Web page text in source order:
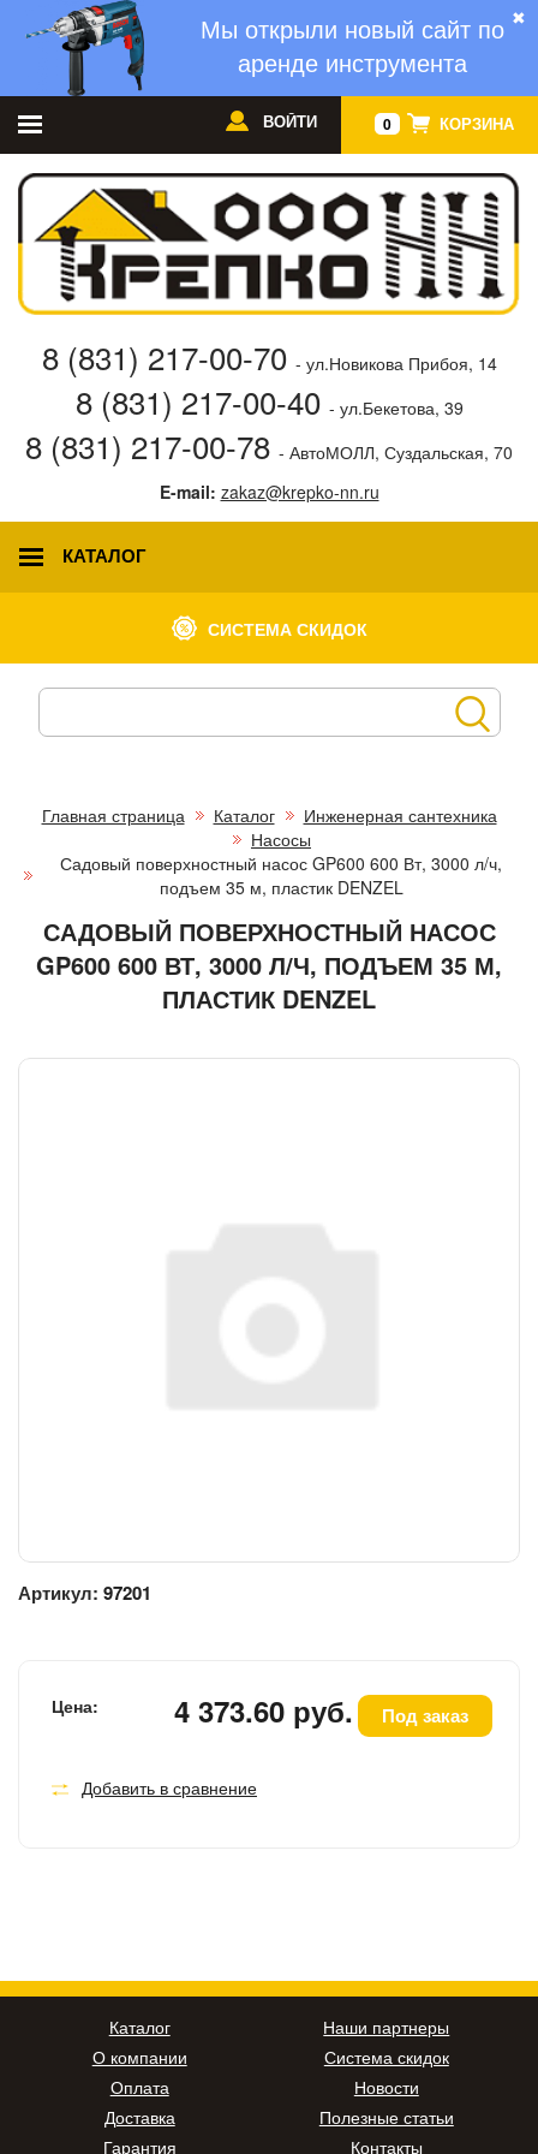
✖
Мы открыли новый сайт по
аренде инструмента
0 КОРЗИНА
ВОЙТИ
8 (831) 217-00-70 - ул.Новикова Прибоя, 14
8 (831) 217-00-40 - ул.Бекетова, 39
8 (831) 217-00-78 - АвтоМОЛЛ, Суздальская, 70
E-mail: zakaz@krepko-nn.ru
КАТАЛОГ
СИСТЕМА СКИДОК
Главная страница Каталог
Инженерная сантехника
Насосы
Садовый поверхностный насос GP600 600 Вт, 3000 л/ч,
подъем 35 м, пластик DENZEL
САДОВЫЙ ПОВЕРХНОСТНЫЙ НАСОС
GP600 600 ВТ, 3000 Л/Ч, ПОДЪЕМ 35 М,
ПЛАСТИК DENZEL
Артикул: 97201
Цена: 4 373.60 руб. Под заказ
Добавить в сравнение
Каталог
О компании
Оплата
Доставка
Гарантия
Наши партнеры
Система скидок
Новости
Полезные статьи
Контакты